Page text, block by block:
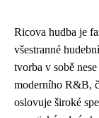
Ricova hudba je
všestranné
tvorba v sobě
moderního R&B,
oslovuje široké